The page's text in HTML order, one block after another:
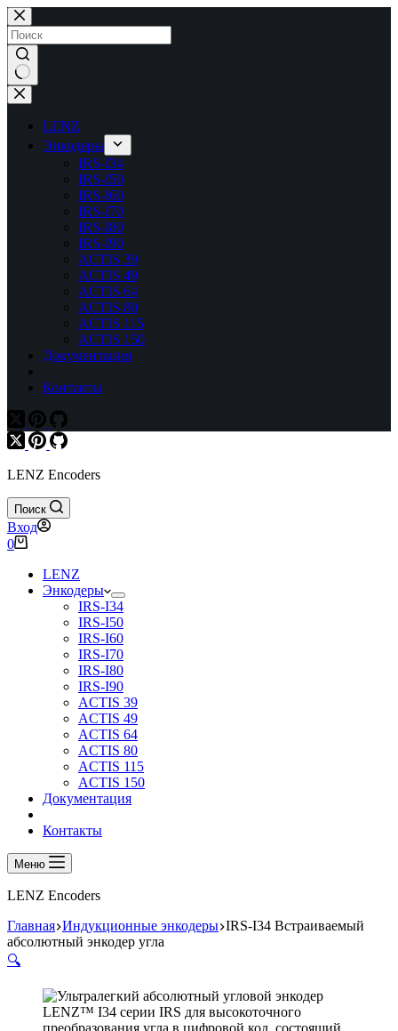
Перейти
к
сути
Ничего
не
найденоLENZ
Энкодеры
IRS-I34
IRS-I50
IRS-I60
IRS-I70
IRS-I80
IRS-I90
ACTIS 39
ACTIS 49
ACTIS 64
ACTIS 80
ACTIS 115
ACTIS 150
Документация
Контакты
LENZ Encoders
Поиск
Вход
Корзина
0
LENZ
Энкодеры
IRS-I34
IRS-I50
IRS-I60
IRS-I70
IRS-I80
IRS-I90
ACTIS 39
ACTIS 49
ACTIS 64
ACTIS 80
ACTIS 115
ACTIS 150
Документация
Контакты
Меню
LENZ Encoders
Главная Индукционные энкодеры IRS-I34 Встраиваемый
абсолютный энкодер угла
🔍